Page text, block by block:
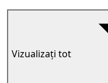
Vizualizați tot